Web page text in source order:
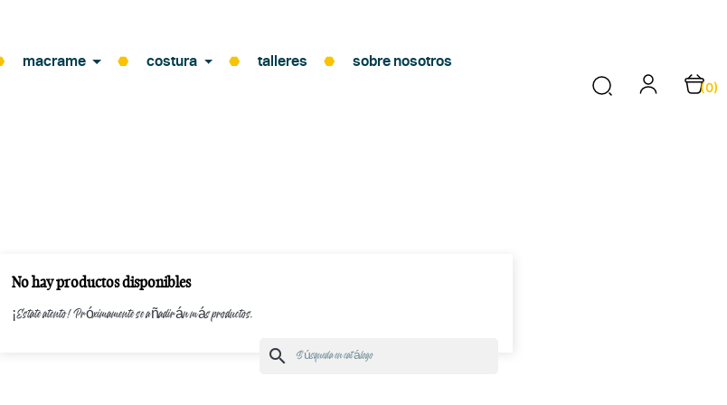
macrame costura talleres sobre nosotros
(0)
No hay productos disponibles
¡Estate atento! Próximamente se añadirán más productos.
search